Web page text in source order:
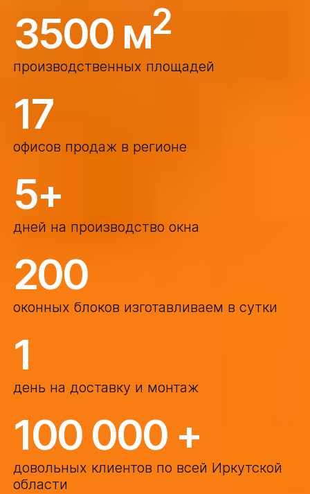
3500 м2
производственных площадей
17
офисов продаж в регионе
5+
дней на производство окна
200
оконных блоков изготавливаем в сутки
1
день на доставку и монтаж
100 000 +
довольных клиентов по всей Иркутской
области